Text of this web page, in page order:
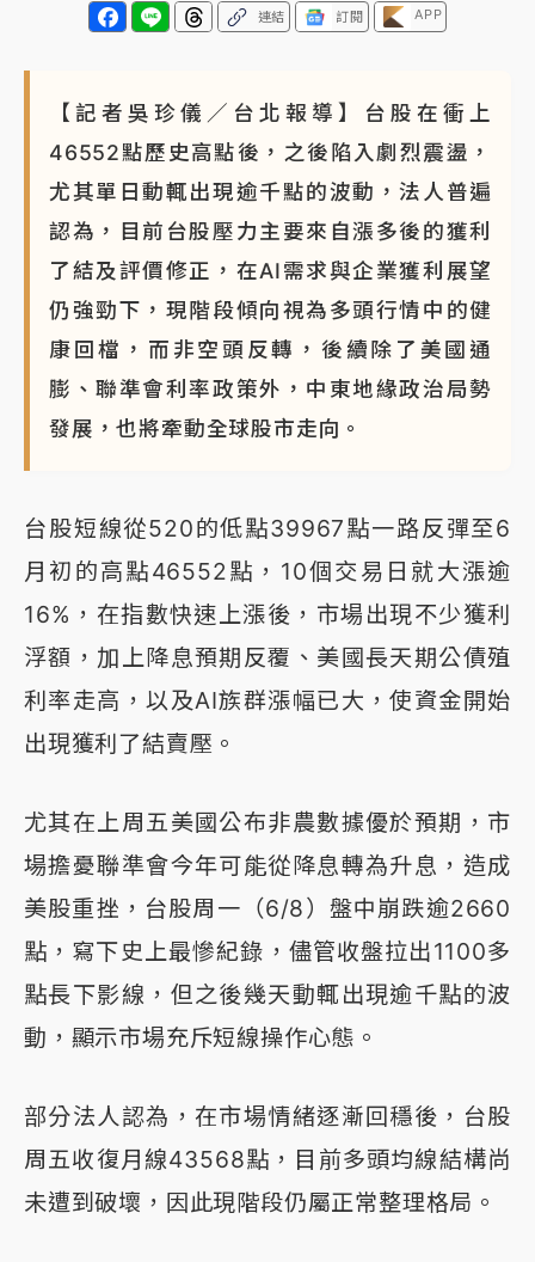
連結 訂閱 APP
【記者吳珍儀／台北報導】台股在衝上
46552點歷史高點後，之後陷入劇烈震盪，
尤其單日動輒出現逾千點的波動，法人普遍
認為，目前台股壓力主要來自漲多後的獲利
了結及評價修正，在AI需求與企業獲利展望
仍強勁下，現階段傾向視為多頭行情中的健
康回檔，而非空頭反轉，後續除了美國通
膨、聯準會利率政策外，中東地緣政治局勢
發展，也將牽動全球股市走向。
台股短線從520的低點39967點一路反彈至6
月初的高點46552點，10個交易日就大漲逾
16%，在指數快速上漲後，市場出現不少獲利
浮額，加上降息預期反覆、美國長天期公債殖
利率走高，以及AI族群漲幅已大，使資金開始
出現獲利了結賣壓。
尤其在上周五美國公布非農數據優於預期，市
場擔憂聯準會今年可能從降息轉為升息，造成
美股重挫，台股周一（6/8）盤中崩跌逾2660
點，寫下史上最慘紀錄，儘管收盤拉出1100多
點長下影線，但之後幾天動輒出現逾千點的波
動，顯示市場充斥短線操作心態。
部分法人認為，在市場情緒逐漸回穩後，台股
周五收復月線43568點，目前多頭均線結構尚
未遭到破壞，因此現階段仍屬正常整理格局。